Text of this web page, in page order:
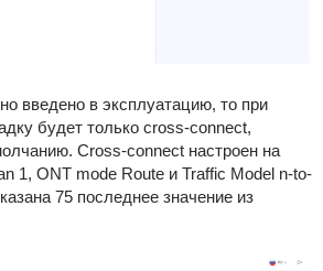
введено в эксплуатацию, то при
будет только cross-connect,
Cross-connect настроен на
1, ONT mode Route и Traffic Model n-to-
75 последнее значение из